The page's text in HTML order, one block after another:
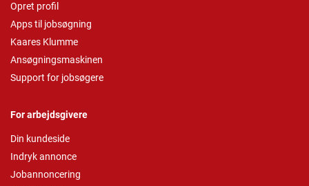
Opret profil
Apps til jobsøgning
Kaares Klumme
Ansøgningsmaskinen
Support for jobsøgere
For arbejdsgivere
Din kundeside
Indryk annonce
Jobannoncering